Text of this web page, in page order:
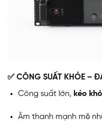
✅ CÔNG SUẤT KHỎE –
Công suất lớn, kéo
Âm thanh mạnh mẽ